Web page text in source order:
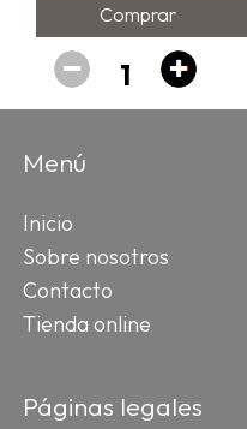
Comprar
Menú
Inicio
Sobre nosotros
Contacto
Tienda online
Páginas legales